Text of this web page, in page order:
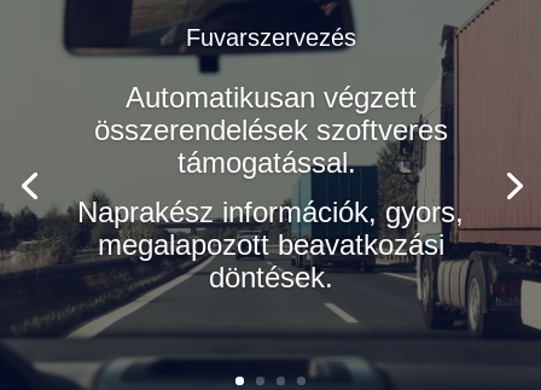
Fuvarszervezés
Automatikusan végzett
összerendelések szoftveres
támogatással.
Naprakész információk, gyors,
megalapozott beavatkozási
döntések.
Tervezhető folyamatok,
erőforrások, beszállítói
határidők, kevesebb váratlan
költség.